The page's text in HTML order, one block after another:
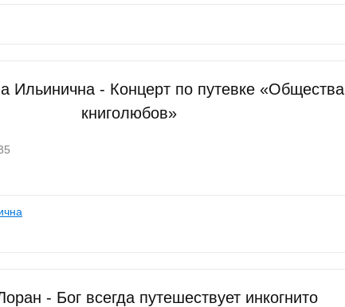
Ильинична - Концерт по путевке «Общества
книголюбов»
- Бог всегда путешествует инкогнито